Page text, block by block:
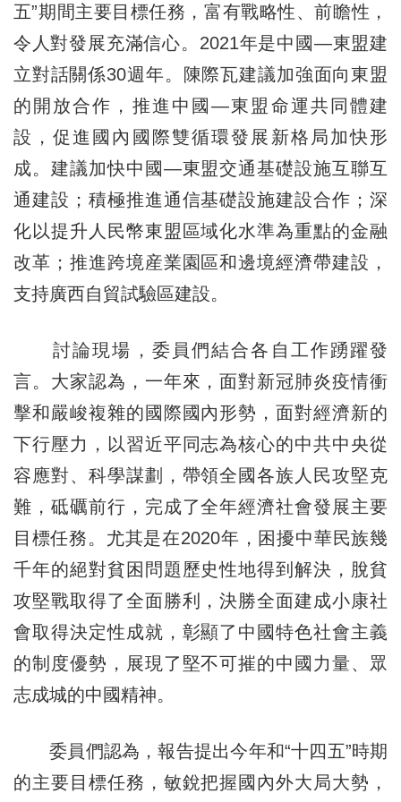
五”期間主要目標任務，富有戰略性、前瞻性，
令人對發展充滿信心。2021年是中國—東盟建
立對話關係30週年。陳際瓦建議加強面向東盟
的開放合作，推進中國—東盟命運共同體建
設，促進國內國際雙循環發展新格局加快形
成。建議加快中國—東盟交通基礎設施互聯互
通建設；積極推進通信基礎設施建設合作；深
化以提升人民幣東盟區域化水準為重點的金融
改革；推進跨境産業園區和邊境經濟帶建設，
支持廣西自貿試驗區建設。
討論現場，委員們結合各自工作踴躍發
言。大家認為，一年來，面對新冠肺炎疫情衝
擊和嚴峻複雜的國際國內形勢，面對經濟新的
下行壓力，以習近平同志為核心的中共中央從
容應對、科學謀劃，帶領全國各族人民攻堅克
難，砥礪前行，完成了全年經濟社會發展主要
目標任務。尤其是在2020年，困擾中華民族幾
千年的絕對貧困問題歷史性地得到解決，脫貧
攻堅戰取得了全面勝利，決勝全面建成小康社
會取得決定性成就，彰顯了中國特色社會主義
的制度優勢，展現了堅不可摧的中國力量、眾
志成城的中國精神。
委員們認為，報告提出今年和“十四五”時期
的主要目標任務，敏銳把握國內外大局大勢，